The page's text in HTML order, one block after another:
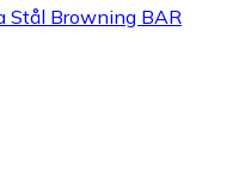
Stål Browning BAR